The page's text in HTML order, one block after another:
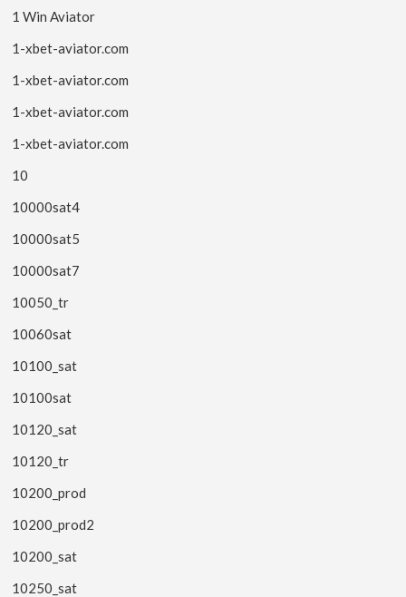
1 Win Aviator
1-xbet-aviator.com
1-xbet-aviator.com
1-xbet-aviator.com
1-xbet-aviator.com
10
10000sat4
10000sat5
10000sat7
10050_tr
10060sat
10100_sat
10100sat
10120_sat
10120_tr
10200_prod
10200_prod2
10200_sat
10250_sat